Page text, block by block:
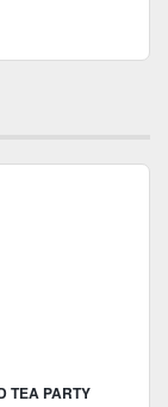
TEA PARTY